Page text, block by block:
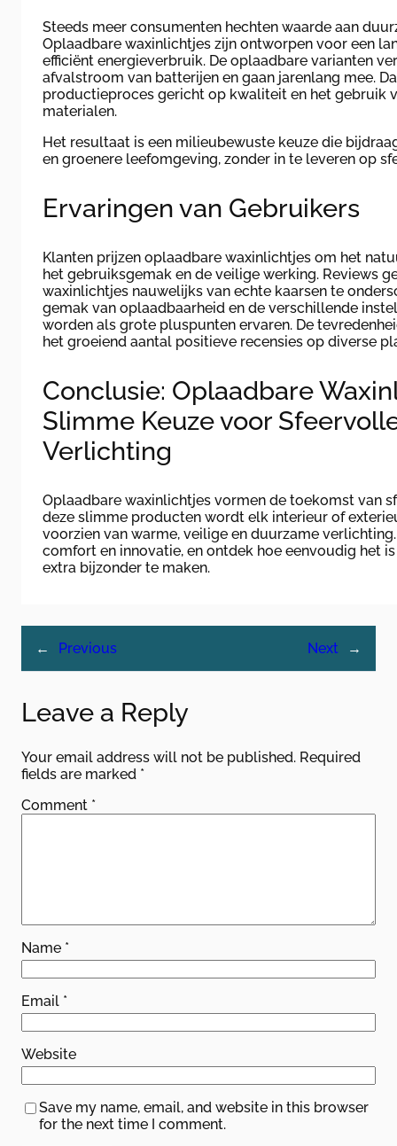
Steeds meer consumenten hechten waarde aan
Oplaadbare waxinlichtjes zijn ontworpen voor een
efficiënt energieverbruik. De oplaadbare varianten
afvalstroom van batterijen en gaan jarenlang mee.
productieproces gericht op kwaliteit en het gebruik
materialen.
Het resultaat is een milieubewuste keuze die
en groenere leefomgeving, zonder in te leveren op
Ervaringen van Gebruikers
Klanten prijzen oplaadbare waxinlichtjes om het
het gebruiksgemak en de veilige werking. Reviews
waxinlichtjes nauwelijks van echte kaarsen te
gemak van oplaadbaarheid en de verschillende
worden als grote pluspunten ervaren. De
het groeiend aantal positieve recensies op diverse
Conclusie: Oplaadbare
Slimme Keuze voor
Verlichting
Oplaadbare waxinlichtjes vormen de toekomst van
deze slimme producten wordt elk interieur of
voorzien van warme, veilige en duurzame
comfort en innovatie, en ontdek hoe eenvoudig het
extra bijzonder te maken.
← Previous Next →
Leave a Reply
Your email address will not be published. Required
fields are marked *
Comment *
Name *
Email *
Website
Save my name, email, and website in this browser
for the next time I comment.